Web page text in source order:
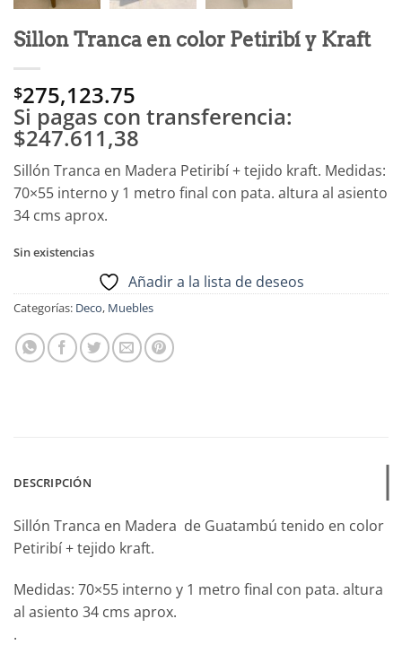
Sillon Tranca en color Petiribí y Kraft
$275,123.75
Si pagas con transferencia:
$247.611,38
Sillón Tranca en Madera Petiribí + tejido kraft. Medidas:
70×55 interno y 1 metro final con pata. altura al asiento
34 cms aprox.
Sin existencias
Añadir a la lista de deseos
Categorías: Deco, Muebles
DESCRIPCIÓN
Sillón Tranca en Madera de Guatambú tenido en color
Petiribí + tejido kraft.
Medidas: 70×55 interno y 1 metro final con pata. altura
al asiento 34 cms aprox.
.